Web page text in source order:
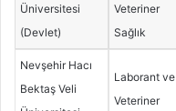
Üniversitesi
(Devlet)
Veteriner
Sağlık
Nevşehir Hacı
Bektaş Veli
Laborant ve
Veteriner